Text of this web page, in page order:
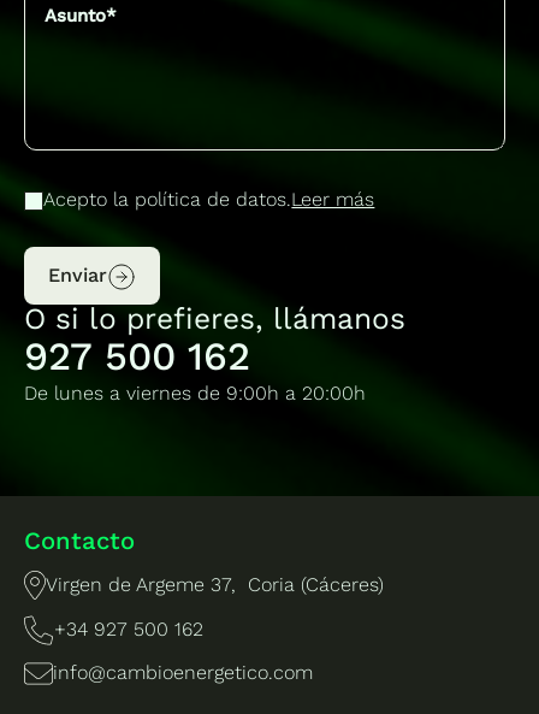
Acepto la política de datos.Leer más
Enviar
O si lo prefieres, llámanos
927 500 162
De lunes a viernes de 9:00h a 20:00h
Contacto
Virgen de Argeme 37, Coria (Cáceres)
+34 927 500 162
info@cambioenergetico.com